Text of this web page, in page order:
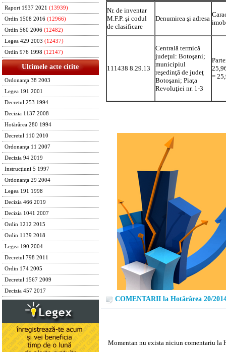
Raport 1937 2021 (13939)
Ordin 1508 2016 (12966)
Ordin 560 2006 (12482)
Legea 429 2003 (12437)
Ordin 976 1998 (12147)
Ultimele acte citite
Ordonanţa 38 2003
Legea 191 2001
Decretul 253 1994
Decizia 1137 2008
Hotărârea 280 1994
Decretul 110 2010
Ordonanţa 11 2007
Decizia 94 2019
Instrucţiuni 5 1997
Ordonanţa 29 2004
Legea 191 1998
Decizia 466 2019
Decizia 1041 2007
Ordin 1212 2015
Ordin 1139 2018
Legea 190 2004
Decretul 798 2011
Ordin 174 2005
Decretul 1567 2009
Decizia 457 2017
Nr. de inventar
M.F.P. şi codul
de clasificare
Denumirea şi adresa
111438 8.29.13
Centrală termică
judeţul: Botoşani;
municipiul
reşedinţă de judeţ
Botoşani; Piaţa
Revoluţiei nr. 1-3
=
COMENTARII la Hotărârea 20/
Momentan nu exista niciun comentariu la